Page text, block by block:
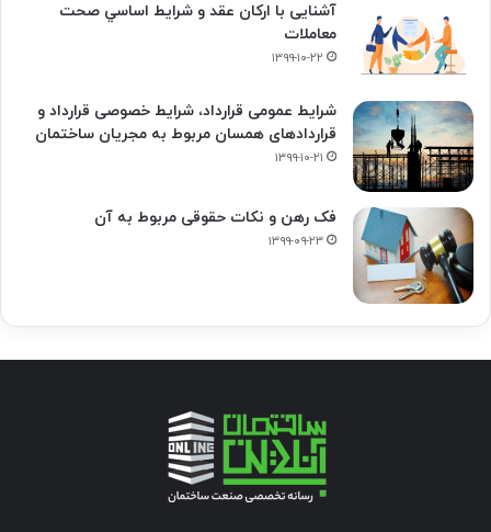
آشنایی با ارکان عقد و شرايط اساسي صحت
معاملات
۱۳۹۹-۱۰-۲۲
شرایط عمومی قرارداد، شرایط خصوصی قرارداد و
قراردادهای همسان مربوط به مجریان ساختمان
۱۳۹۹-۱۰-۲۱
فک‌ رهن و نکات حقوقی مربوط به آن
۱۳۹۹-۰۹-۲۳